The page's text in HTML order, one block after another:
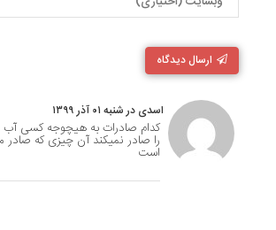
ارسال دیدگاه
اسدی در شنبه ۰۱ آذر ۱۳۹۹
کدام صادرات به هیچوجه کسی
را صادر نمیکند آن چیزی که صادر
است